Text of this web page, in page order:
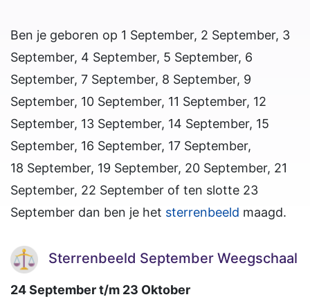
Ben je geboren op 1 September, 2 September, 3
September, 4 September, 5 September, 6
September, 7 September, 8 September, 9
September, 10 September, 11 September, 12
September, 13 September, 14 September, 15
September, 16 September, 17 September,
18 September, 19 September, 20 September, 21
September, 22 September of ten slotte 23
September dan ben je het sterrenbeeld maagd.
Sterrenbeeld September Weegschaal
24 September t/m 23 Oktober